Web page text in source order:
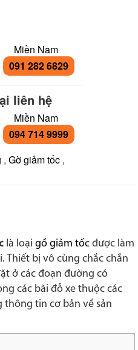
Miền Nam
091 282 6829
liên hệ
Miền Nam
094 714 9999
, Gờ giảm tốc ,
là loại gồ giảm tốc được làm
Thiết bị vô cùng chắc chắn
ở các đoạn đường có
các bãi đỗ xe thuộc các
thông tin cơ bản về sản